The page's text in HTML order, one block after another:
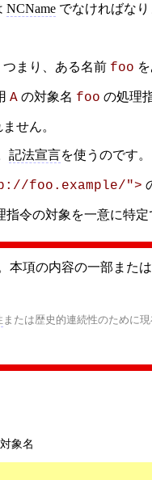
NCName でなければな
まり、ある名前 foo
A の対象名 foo の処理
せん。
記法宣言を使うのです
foo.example/">
令の対象を一意に特定
本項の内容の一部また
または歴史的連続性のために
象名